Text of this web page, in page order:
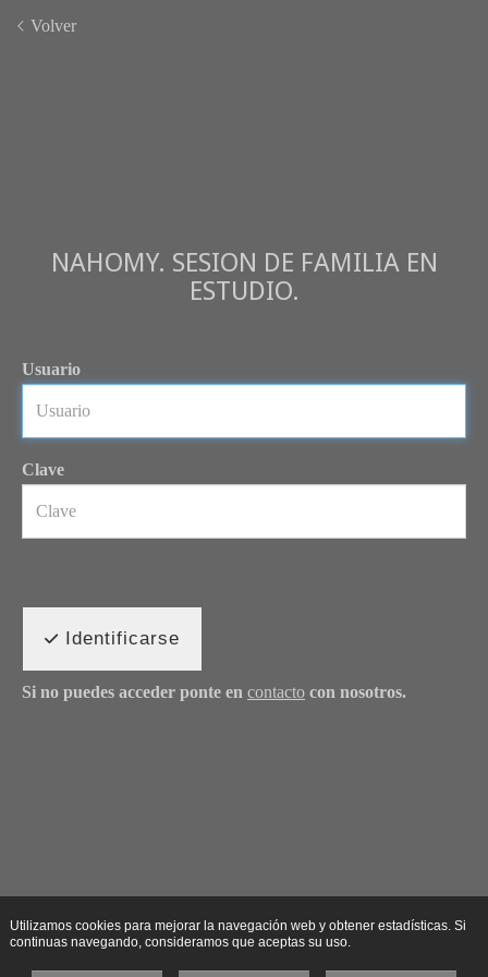
Volver
NAHOMY. SESION DE FAMILIA EN
ESTUDIO.
Usuario
Clave
Identificarse
Si no puedes acceder ponte en contacto con nosotros.
Utilizamos cookies para mejorar la navegación web y obtener estadísticas. Si
continuas navegando, consideramos que aceptas su uso.